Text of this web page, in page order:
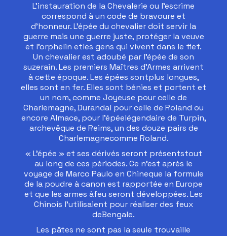
L’instauration de la Chevalerie ou l’escrime
correspond à un code de bravoure et
d’honneur. L’épée du chevalier doit servir la
guerre mais une guerre juste, protéger la veuve
et l’orphelin etles gens qui vivent dans le fief.
Un chevalier est adoubé par l’épée de son
suzerain. Les premiers Maîtres d’Armes arrivent
à cette époque. Les épées sontplus longues,
elles sont en fer. Elles sont bénies et portent et
un nom, comme Joyeuse pour celle de
Charlemagne, Durandal pour celle de Roland ou
encore Almace, pour l'épéelégendaire de Turpin,
archevêque de Reims, un des douze pairs de
Charlemagnecomme Roland.
« L’épée » et ses dérivés seront présentstout
au long de ces périodes. Ce n’est après le
voyage de Marco Paulo en Chineque la formule
de la poudre à canon est rapportée en Europe
et que les armes àfeu seront développées. Les
Chinois l’utilisaient pour réaliser des feux
deBengale.
Les pâtes ne sont pas la seule trouvaille